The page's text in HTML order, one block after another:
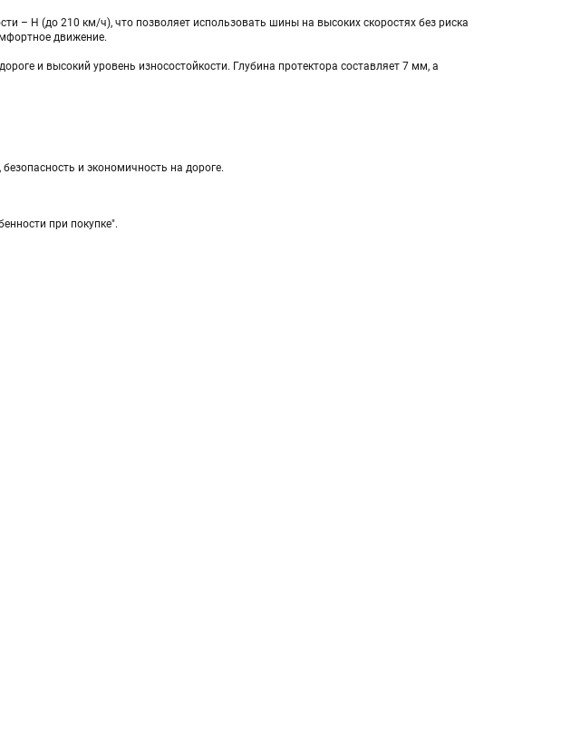
– H (до 210 км/ч), что позволяет использовать шины на высоких скоростях без риска
движение.
и высокий уровень износостойкости. Глубина протектора составляет 7 мм, а
и экономичность на дороге.
при покупке".